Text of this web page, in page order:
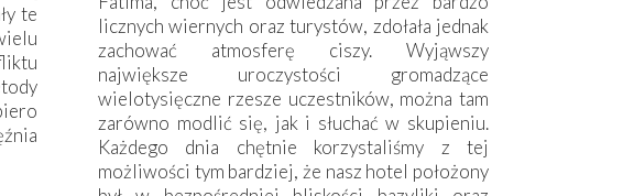
te
licznych wiernych oraz turystów, zdołała jednak
zachować atmosferę ciszy. Wyjąwszy
największe uroczystości gromadzące
wielotysięczne rzesze uczestników, można tam
zarówno modlić się, jak i słuchać w skupieniu.
Każdego dnia chętnie korzystaliśmy z tej
możliwości tym bardziej, że nasz hotel położony